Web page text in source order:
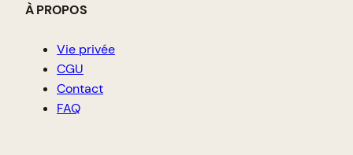
À PROPOS
Vie privée
CGU
Contact
FAQ